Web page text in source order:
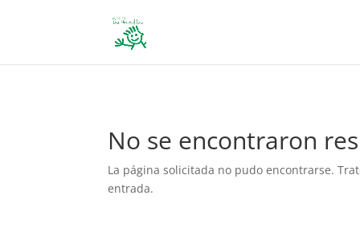
No se encontraron
La página solicitada no pudo encontrarse.
entrada.